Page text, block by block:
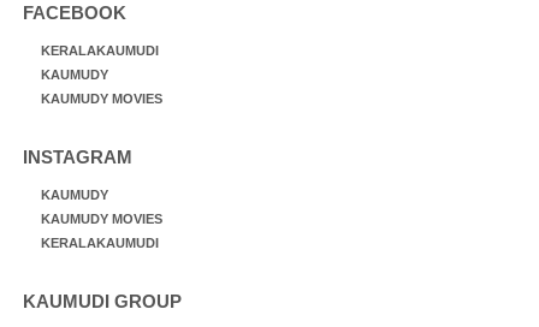
FACEBOOK
KERALAKAUMUDI
KAUMUDY
KAUMUDY MOVIES
INSTAGRAM
KAUMUDY
KAUMUDY MOVIES
KERALAKAUMUDI
KAUMUDI GROUP